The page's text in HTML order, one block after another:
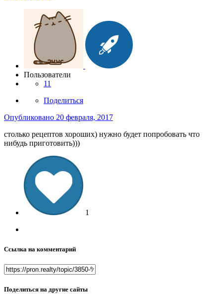
Пользователи
11
Поделиться
Опубликовано 20 февраля, 2017
столько рецептов хороших) нужно будет попробовать что
нибудь приготовить)))
1
Ссылка на комментарий
Поделиться на другие сайты